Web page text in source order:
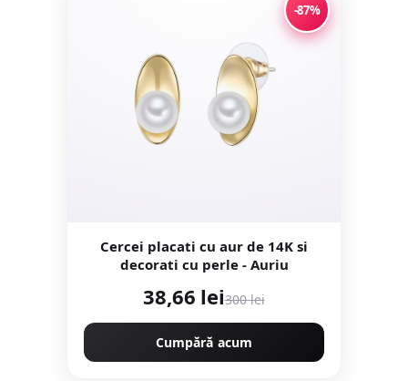
-87%
Cercei placati cu aur de 14K si
decorati cu perle - Auriu
38,66 lei300 lei
Cumpără acum